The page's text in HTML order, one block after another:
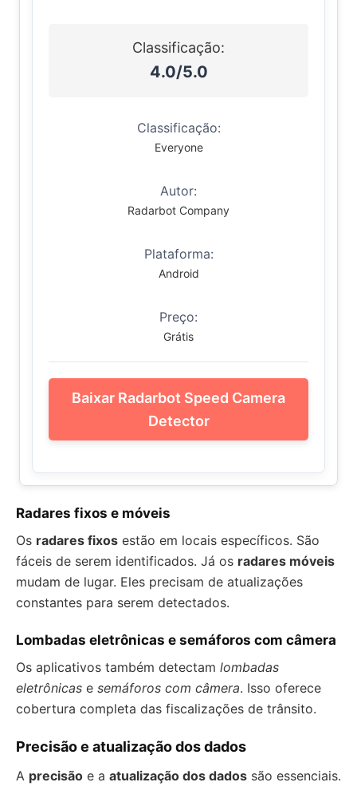
Classificação:
4.0/5.0
Classificação:
Everyone
Autor:
Radarbot Company
Plataforma:
Android
Preço:
Grátis
Baixar Radarbot Speed Camera
Detector
Radares fixos e móveis
Os radares fixos estão em locais específicos. São
fáceis de serem identificados. Já os radares móveis
mudam de lugar. Eles precisam de atualizações
constantes para serem detectados.
Lombadas eletrônicas e semáforos com câmera
Os aplicativos também detectam lombadas
eletrônicas e semáforos com câmera. Isso oferece
cobertura completa das fiscalizações de trânsito.
Precisão e atualização dos dados
A precisão e a atualização dos dados são essenciais.